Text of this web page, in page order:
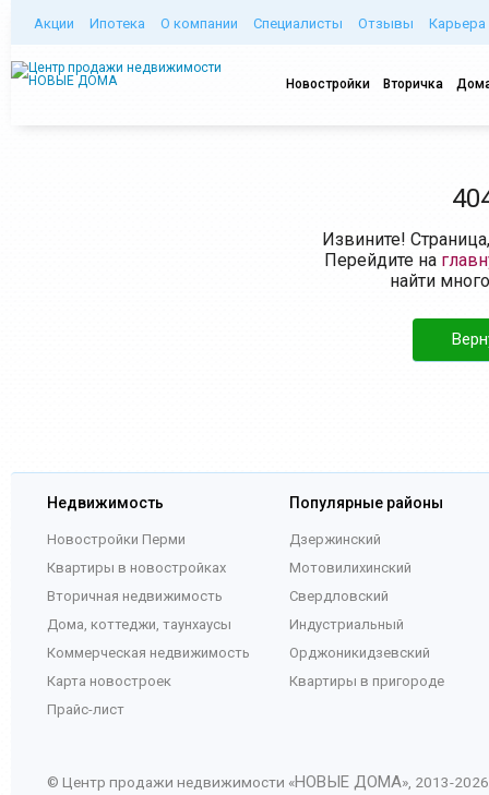
Акции Ипотека О компании Специалисты Отзывы Карьера
Новостройки Вторичка
Извините!
Перейдите на
найти
Недвижимость
Новостройки Перми
Квартиры в новостройках
Вторичная недвижимость
Дома, коттеджи, таунхаусы
Коммерческая недвижимость
Карта новостроек
Прайс-лист
Популярные районы
Дзержинский
Мотовилихинский
Свердловский
Индустриальный
Орджоникидзевский
Квартиры в пригороде
© Центр продажи недвижимости «НОВЫЕ ДОМА», 2013-2026